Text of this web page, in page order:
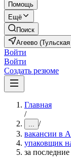
Помощь
Ещё
Поиск
Агеево
Войти
Войти
Создать резюме
Главная
/
... /
вакансии в
упаковщик
за